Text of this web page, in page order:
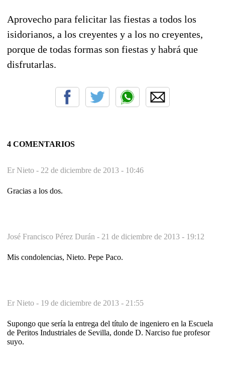
Aprovecho para felicitar las fiestas a todos los
isidorianos, a los creyentes y a los no creyentes,
porque de todas formas son fiestas y habrá que
disfrutarlas.
4 COMENTARIOS
Er Nieto - 22 de diciembre de 2013 - 10:46
Gracias a los dos.
José Francisco Pérez Durán - 21 de diciembre de 2013 - 19:12
Mis condolencias, Nieto. Pepe Paco.
Er Nieto - 19 de diciembre de 2013 - 21:55
Supongo que sería la entrega del título de ingeniero en la Escuela
de Peritos Industriales de Sevilla, donde D. Narciso fue profesor
suyo.